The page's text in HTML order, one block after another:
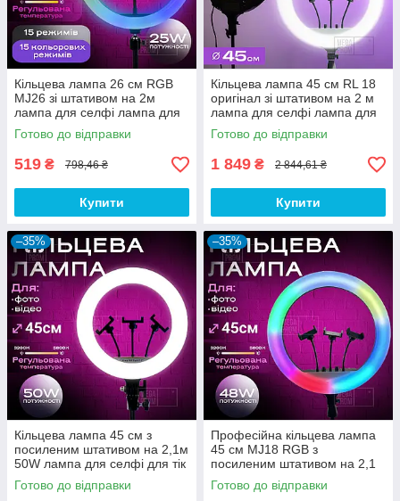
Кільцева лампа 26 см RGB
MJ26 зі штативом на 2м
лампа для селфі лампа для
тік тока різнокольорова
Готово до відправки
519 ₴ 798,46 ₴
Купити
Кільцева лампа 45 см RL 18
оригінал зі штативом на 2 м
лампа для селфі лампа для
тік току
Готово до відправки
1 849 ₴ 2 844,61 ₴
Купити
–35%
Кільцева лампа 45 см з
посиленим штативом на 2,1м
50W лампа для селфі для тік
току. Студійне світло
Готово до відправки
–35%
Професійна кільцева лампа
45 см MJ18 RGB з
посиленим штативом на 2,1
м лампа 48W для селфі для
тік току
Готово до відправки